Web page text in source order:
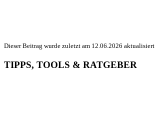
Dieser Beitrag wurde zuletzt am 12.06.2026 aktualisiert.
TIPPS, TOOLS & RATGEBER